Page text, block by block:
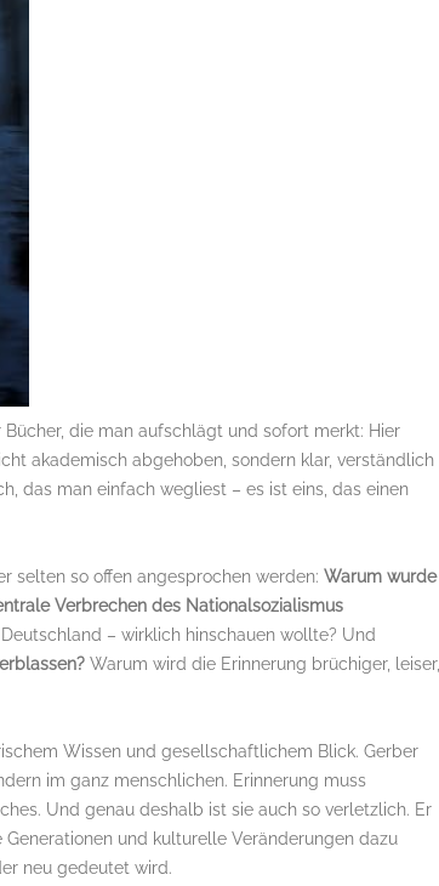
Bücher, die man aufschlägt und sofort merkt: Hier
akademisch abgehoben, sondern klar, verständlich
das man einfach wegliest – es ist eins, das einen
selten so offen angesprochen werden: Warum wurde
Verbrechen des Nationalsozialismus
– wirklich hinschauen wollte? Und
Warum wird die Erinnerung brüchiger, leiser,
Wissen und gesellschaftlichem Blick. Gerber
im ganz menschlichen. Erinnerung muss
Und genau deshalb ist sie auch so verletzlich. Er
und kulturelle Veränderungen dazu
neu gedeutet wird.